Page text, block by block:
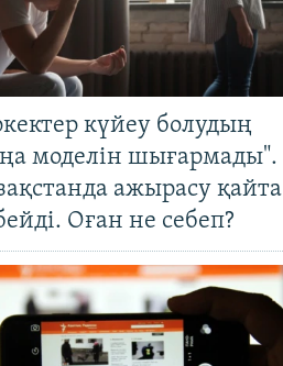
күйеу болудың
моделін шығармады".
ажырасу қайта
Оған не себеп?